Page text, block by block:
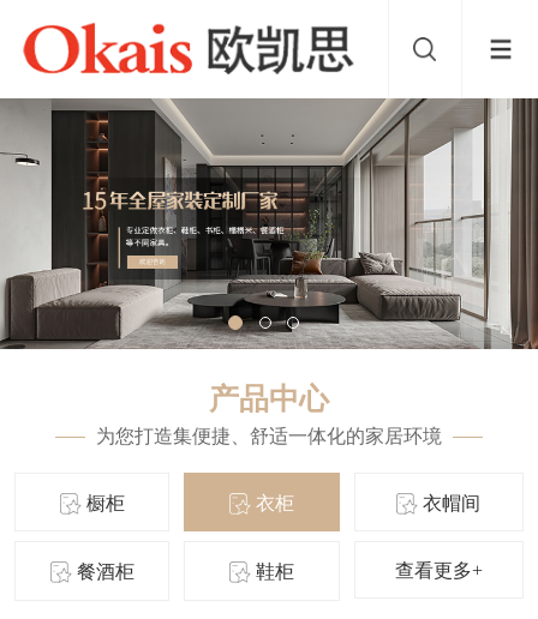
产品中心
为您打造集便捷、舒适一体化的家居环境
橱柜 衣柜 衣帽间
餐酒柜 鞋柜 查看更多+